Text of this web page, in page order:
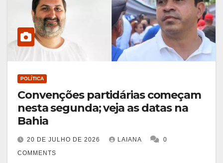
POLÍTICA
Convenções partidárias começam
nesta segunda; veja as datas na
Bahia
20 DE JULHO DE 2026 LAIANA
0
COMMENTS